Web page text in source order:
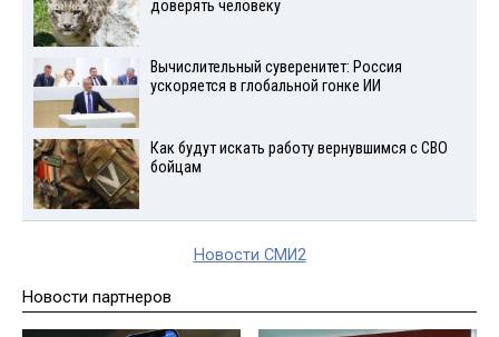
доверять человеку
Вычислительный суверенитет: Россия
ускоряется в глобальной гонке ИИ
Как будут искать работу вернувшимся с СВО
бойцам
Новости СМИ2
Новости партнеров